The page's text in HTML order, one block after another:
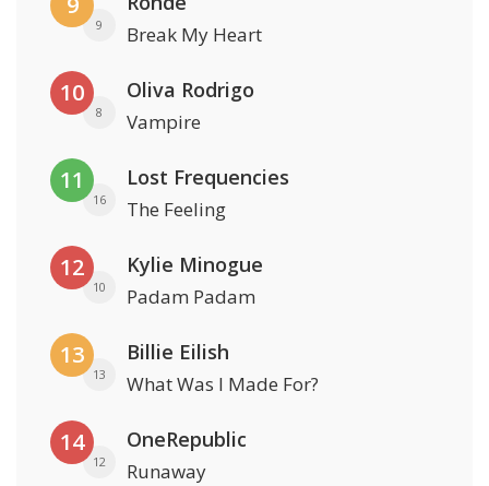
9 Break My Heart
10
8
Oliva Rodrigo
Vampire
11
16
Lost Frequencies
The Feeling
12
10
Kylie Minogue
Padam Padam
13
13
Billie Eilish
What Was I Made For?
14
12
OneRepublic
Runaway